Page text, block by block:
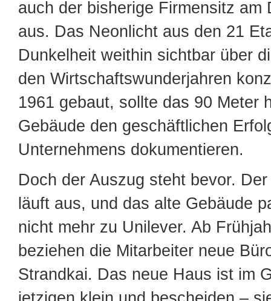
auch der bisherige Firmensitz am
aus. Das Neonlicht aus den 21
Dunkelheit weithin sichtbar über
den Wirtschaftswunderjahren
1961 gebaut, sollte das 90 Meter
Gebäude den geschäftlichen
Unternehmens dokumentieren.
Doch der Auszug steht bevor.
läuft aus, und das alte Gebäude
nicht mehr zu Unilever. Ab
beziehen die Mitarbeiter neue
Strandkai. Das neue Haus ist im